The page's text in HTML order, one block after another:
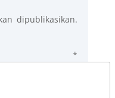
dipublikasikan.
*